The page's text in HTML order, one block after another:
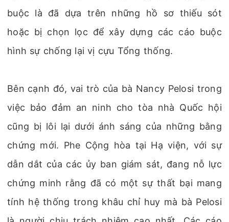
buộc là đã dựa trên những hồ sơ thiếu sót
hoặc bị chọn lọc để xây dựng các cáo buộc
hình sự chống lại vị cựu Tổng thống.
Bên cạnh đó, vai trò của bà Nancy Pelosi trong
việc bảo đảm an ninh cho tòa nhà Quốc hội
cũng bị lôi lại dưới ánh sáng của những bằng
chứng mới. Phe Cộng hòa tại Hạ viện, với sự
dẫn dắt của các ủy ban giám sát, đang nỗ lực
chứng minh rằng đã có một sự thất bại mang
tính hệ thống trong khâu chỉ huy mà bà Pelosi